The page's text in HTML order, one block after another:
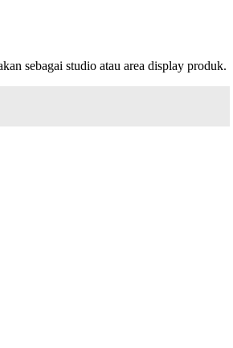
sebagai studio atau area display produk.